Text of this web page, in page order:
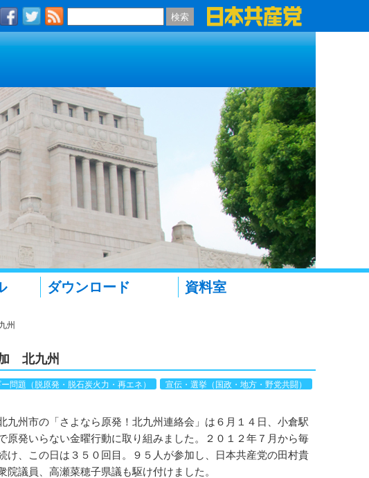
検索
ダウンロード 資料室
州
北九州
問題（脱原発・脱石炭火力・再エネ） 宣伝・選挙（国政・地方・野党共闘）
九州市の「さよなら原発！北九州連絡会」は６月１４日、小倉駅
原発いらない金曜行動に取り組みました。２０１２年７月から毎
け、この日は３５０回目。９５人が参加し、日本共産党の田村貴
院議員、高瀬菜穂子県議も駆け付けました。